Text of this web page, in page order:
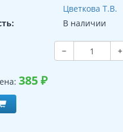
Цветкова Т.В.
В наличии
− +
385₽